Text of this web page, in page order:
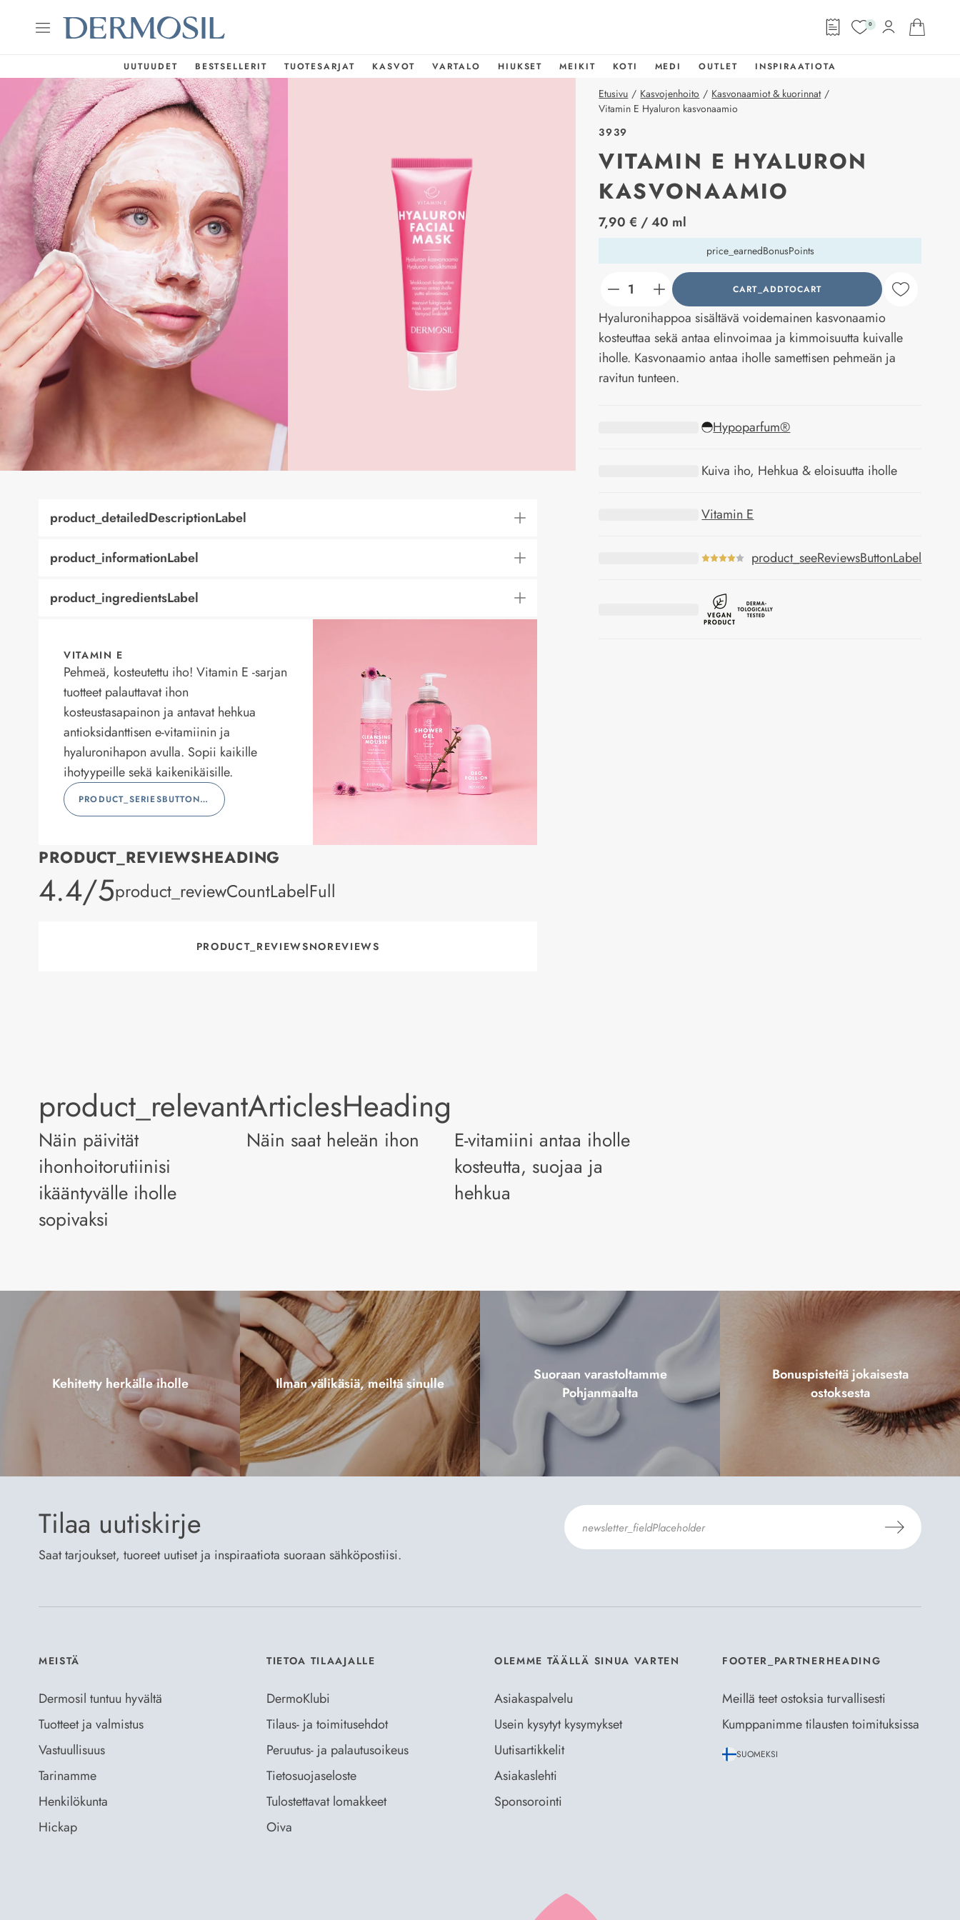
0
UUTUUDET BESTSELLERIT TUOTESARJAT KASVOT VARTALO HIUKSET MEIKIT KOTI MEDI OUTLET INSPIRAATIOTA
Etusivu / Kasvojenhoito / Kasvonaamiot & kuorinnat /
Vitamin E Hyaluron kasvonaamio
3939
VITAMIN E HYALURON
KASVONAAMIO
price_label
7,90 € / 40 ml
price_earnedBonusPoints
counter_current CART_ADDTOCART
Hyaluronihappoa sisältävä voidemainen kasvonaamio
kosteuttaa sekä antaa elinvoimaa ja kimmoisuutta kuivalle
iholle. Kasvonaamio antaa iholle samettisen pehmeän ja
ravitun tunteen.
Hypoparfum®
Kuiva iho, Hehkua & eloisuutta iholle
Vitamin E
product_seeReviewsButtonLabel
product_detailedDescriptionLabel
product_informationLabel
product_ingredientsLabel
VITAMIN E
Pehmeä, kosteutettu iho! Vitamin E -sarjan
tuotteet palauttavat ihon
kosteustasapainon ja antavat hehkua
antioksidanttisen e-vitamiinin ja
hyaluronihapon avulla. Sopii kaikille
ihotyypeille sekä kaikenikäisille.
PRODUCT_SERIESBUTTONLABEL
PRODUCT_REVIEWSHEADING
product_rating
4.4/5product_reviewCountLabelFull
PRODUCT_REVIEWSNOREVIEWS
product_relevantArticlesHeading
Näin päivität
ihonhoitorutiinisi
ikääntyvälle iholle
sopivaksi
Näin saat heleän ihon
E-vitamiini antaa iholle
kosteutta, suojaa ja
hehkua
Kehitetty herkälle iholle Ilman välikäsiä, meiltä sinulle
Suoraan varastoltamme
Pohjanmaalta
Bonuspisteitä jokaisesta
ostoksesta
Tilaa uutiskirje
Saat tarjoukset, tuoreet uutiset ja inspiraatiota suoraan sähköpostiisi.
MEISTÄ
Dermosil tuntuu hyvältä
Tuotteet ja valmistus
Vastuullisuus
Tarinamme
Henkilökunta
Hickap
TIETOA TILAAJALLE
DermoKlubi
Tilaus- ja toimitusehdot
Peruutus- ja palautusoikeus
Tietosuojaseloste
Tulostettavat lomakkeet
Oiva
OLEMME TÄÄLLÄ SINUA VARTEN
Asiakaspalvelu
Usein kysytyt kysymykset
Uutisartikkelit
Asiakaslehti
Sponsorointi
FOOTER_PARTNERHEADING
Meillä teet ostoksia turvallisesti
Kumppanimme tilausten toimituksissa
SUOMEKSI